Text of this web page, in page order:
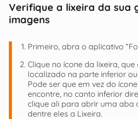
Verifique a lixeira da sua
imagens
Primeiro, abra o aplicativo
Clique no ícone da lixeira,
localizado na parte inferior
Pode ser que em vez do
encontre, no canto inferior
clique ali para abrir uma aba
dentre eles a Lixeira.